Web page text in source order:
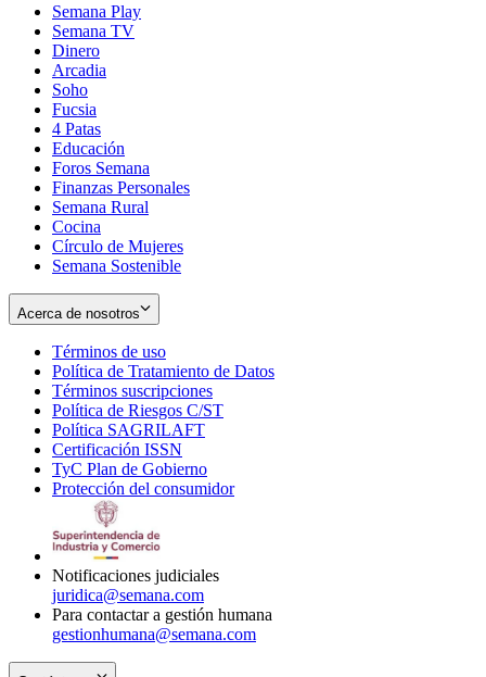
Semana Play
Semana TV
Dinero
Arcadia
Soho
in
new
window
Fucsia
in
new
window
4 Patas
Educación
Foros Semana
Finanzas Personales
Semana Rural
Cocina
Círculo de Mujeres
Semana Sostenible
Acerca de nosotros
Términos de uso
in
new
window
Política de Tratamiento de Datos
Términos suscripciones
in
Política de Riesgos C/ST
Política SAGRILAFT
new
window
Certificación ISSN
in
new
TyC Plan de Gobierno
in
Protección del consumidorOpens
Notificaciones judiciales
juridica@semana.com
Para contactar a gestión humana
gestionhumana@semana.com